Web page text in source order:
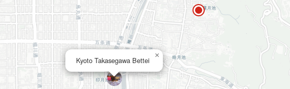
Kyoto Takasegawa Bettei
×